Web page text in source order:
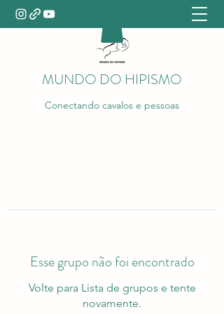
MUNDO DO HIPISMO
Conectando cavalos e pessoas
Esse grupo não foi encontrado
Volte para Lista de grupos e tente
novamente.